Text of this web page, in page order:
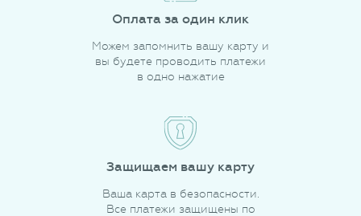
Оплата за один клик
Можем запомнить вашу карту и
вы будете проводить платежи
в одно нажатие
Защищаем вашу карту
Ваша карта в безопасности.
Все платежи защищены по